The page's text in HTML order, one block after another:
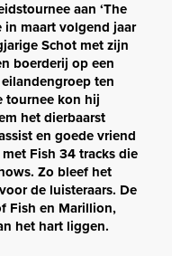
aan ‘The
in maart volgend jaar
Schot met zijn
boerderij op een
ten
tournee kon hij
het dierbaarst
en goede vriend
Fish 34 tracks die
Zo bleef het
de luisteraars. De
Fish en Marillion,
het hart liggen.